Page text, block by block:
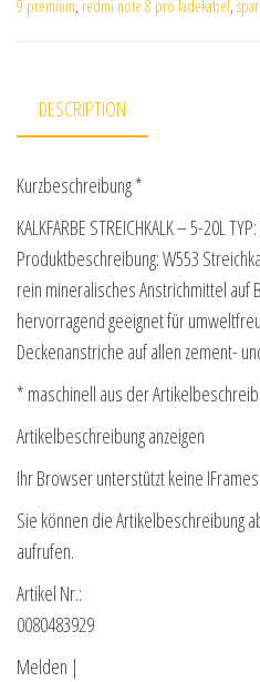
9 premium, redmi note 8 pro ladekabel,
DESCRIPTION
Kurzbeschreibung *
KALKFARBE STREICHKALK – 5-20L
Produktbeschreibung: W553
rein mineralisches Anstrichmittel auf
hervorragend geeignet für
Deckenanstriche auf allen zement-
* maschinell aus der
Artikelbeschreibung anzeigen
Ihr Browser unterstützt keine IFrames.
Sie können die Artikelbeschreibung
aufrufen.
Artikel Nr.:
0080483929
Melden |